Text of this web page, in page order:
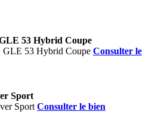
53 Hybrid Coupe
Consulter le
Sport
Consulter le bien